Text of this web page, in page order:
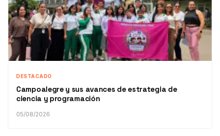
DESTACADO
Campoalegre y sus avances de estrategia de
ciencia y programación
05/08/2026